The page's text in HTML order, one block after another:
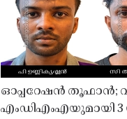
ഓപ്പറേഷൻ തൂഫാൻ;
എംഡിഎംഎയുമായി 3